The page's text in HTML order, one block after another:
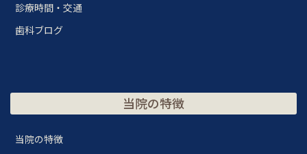
診療時間・交通
歯科ブログ
当院の特徴
当院の特徴